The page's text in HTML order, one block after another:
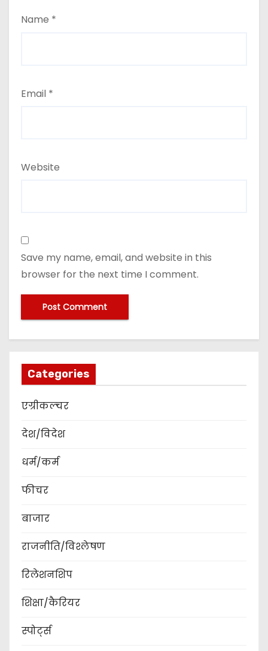
Name *
Email *
Website
Save my name, email, and website in this
browser for the next time I comment.
Categories
एग्रीकल्चर
देश/विदेश
धर्म/कर्म
फीचर
बाजार
राजनीति/विश्लेषण
रिलेशनशिप
शिक्षा/कैरियर
स्पोर्ट्स